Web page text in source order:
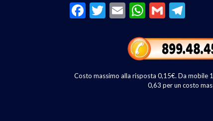
F
o
T
E
ai
l
W
at
s
A
p
G
ai
l
e
gr
a
m
Costo massimo alla risposta 0,15€. Da mobile
0,63 per un costo